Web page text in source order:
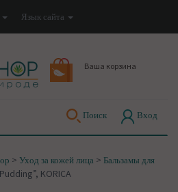
Язык сайта
Ваша корзина
Поиск Вход
> Уход за кожей лица > Бальзамы для
KORICA